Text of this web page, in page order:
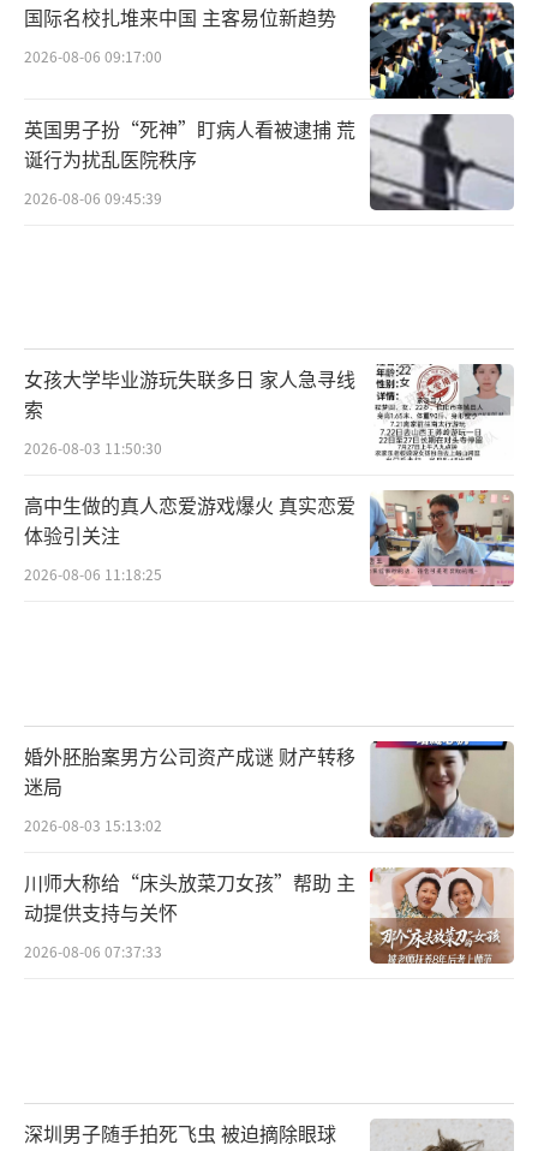
国际名校扎堆来中国 主客易位新趋势
2026-08-06 09:17:00
英国男子扮“死神”盯病人看被逮捕 荒
诞行为扰乱医院秩序
2026-08-06 09:45:39
女孩大学毕业游玩失联多日 家人急寻线
索
2026-08-03 11:50:30
高中生做的真人恋爱游戏爆火 真实恋爱
体验引关注
2026-08-06 11:18:25
婚外胚胎案男方公司资产成谜 财产转移
迷局
2026-08-03 15:13:02
川师大称给“床头放菜刀女孩”帮助 主
动提供支持与关怀
2026-08-06 07:37:33
深圳男子随手拍死飞虫 被迫摘除眼球